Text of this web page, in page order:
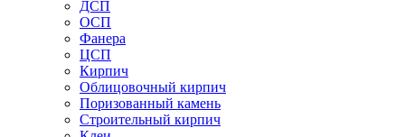
ДСП
ОСП
Фанера
ЦСП
Кирпич
Облицовочный кирпич
Поризованный камень
Строительный кирпич